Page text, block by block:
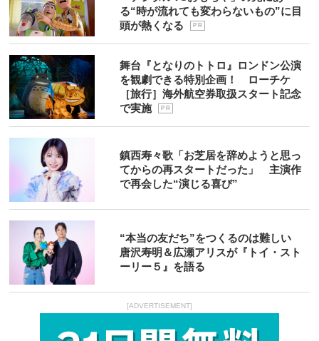
る“時が流れても変わらないもの”に目
頭が熱くなる
P R
舞台『となりのトトロ』ロンドン公演
を観劇できる特別企画！ ローチケ
［旅行］海外航空券取扱スタート記念
で実施
P R
鎮西寿々歌「お芝居を辞めようと思っ
てからの再スタートだった」 主演作
で再会した“演じる喜び”
“本当の友だち”をつくるのは難しい
唐沢寿明＆広瀬アリスが『トイ・スト
ーリー５』を語る
[ADVERTISEMENT]